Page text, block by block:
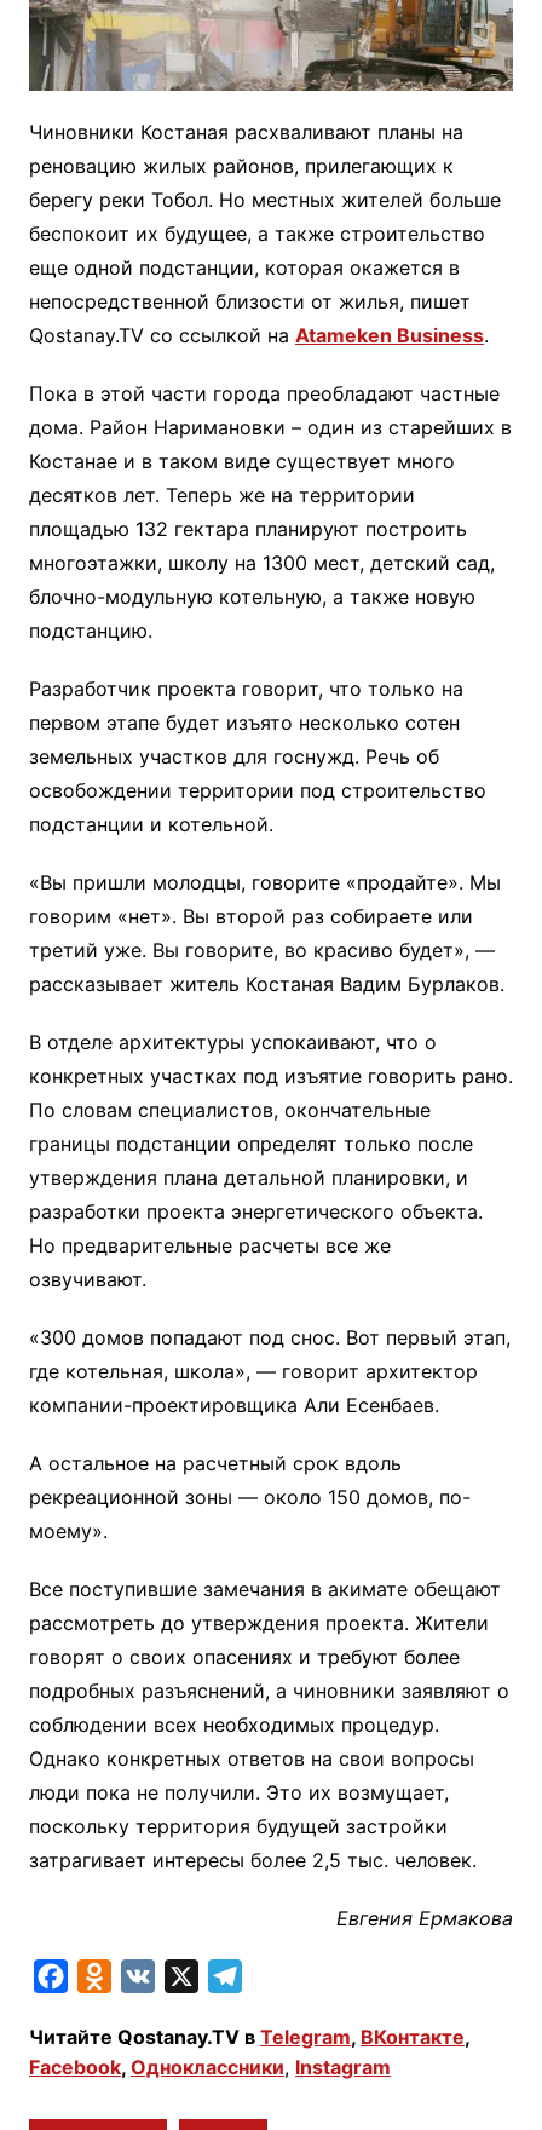
Чиновники Костаная расхваливают планы на
реновацию жилых районов, прилегающих к
берегу реки Тобол. Но местных жителей больше
беспокоит их будущее, а также строительство
еще одной подстанции, которая окажется в
непосредственной близости от жилья, пишет
Qostanay.TV со ссылкой на Atameken Business.
Пока в этой части города преобладают частные
дома. Район Наримановки – один из старейших в
Костанае и в таком виде существует много
десятков лет. Теперь же на территории
площадью 132 гектара планируют построить
многоэтажки, школу на 1300 мест, детский сад,
блочно-модульную котельную, а также новую
подстанцию.
Разработчик проекта говорит, что только на
первом этапе будет изъято несколько сотен
земельных участков для госнужд. Речь об
освобождении территории под строительство
подстанции и котельной.
«Вы пришли молодцы, говорите «продайте». Мы
говорим «нет». Вы второй раз собираете или
третий уже. Вы говорите, во красиво будет», —
рассказывает житель Костаная Вадим Бурлаков.
В отделе архитектуры успокаивают, что о
конкретных участках под изъятие говорить рано.
По словам специалистов, окончательные
границы подстанции определят только после
утверждения плана детальной планировки, и
разработки проекта энергетического объекта.
Но предварительные расчеты все же
озвучивают.
«300 домов попадают под снос. Вот первый этап,
где котельная, школа», — говорит архитектор
компании-проектировщика Али Есенбаев.
А остальное на расчетный срок вдоль
рекреационной зоны — около 150 домов, по-
моему».
Все поступившие замечания в акимате обещают
рассмотреть до утверждения проекта. Жители
говорят о своих опасениях и требуют более
подробных разъяснений, а чиновники заявляют о
соблюдении всех необходимых процедур.
Однако конкретных ответов на свои вопросы
люди пока не получили. Это их возмущает,
поскольку территория будущей застройки
затрагивает интересы более 2,5 тыс. человек.
Евгения Ермакова
c
e
n
o
l
e
Читайте Qostanay.TV в Telegram, ВКонтакте,
Facebook, Одноклассники, Instagram